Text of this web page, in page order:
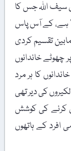
سیف اللہ جس کا
ہے، کے آس پاس
تقسیم کردی
چھوٹے خاندانوں
کا ہر مرد
کی دیر تھی
کرنے کی کوشش
کے ہاتھوں